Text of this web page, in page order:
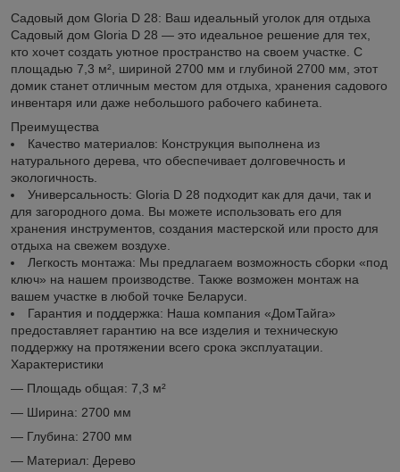
Садовый дом Gloria D 28: Ваш идеальный уголок для отдыха
Садовый дом Gloria D 28 — это идеальное решение для тех,
кто хочет создать уютное пространство на своем участке. С
площадью 7,3 м², шириной 2700 мм и глубиной 2700 мм, этот
домик станет отличным местом для отдыха, хранения садового
инвентаря или даже небольшого рабочего кабинета.
Преимущества
Качество материалов: Конструкция выполнена из
натурального дерева, что обеспечивает долговечность и
экологичность.
Универсальность: Gloria D 28 подходит как для дачи, так и
для загородного дома. Вы можете использовать его для
хранения инструментов, создания мастерской или просто для
отдыха на свежем воздухе.
Легкость монтажа: Мы предлагаем возможность сборки «под
ключ» на нашем производстве. Также возможен монтаж на
вашем участке в любой точке Беларуси.
Гарантия и поддержка: Наша компания «ДомТайга»
предоставляет гарантию на все изделия и техническую
поддержку на протяжении всего срока эксплуатации.
Характеристики
— Площадь общая: 7,3 м²
— Ширина: 2700 мм
— Глубина: 2700 мм
— Материал: Дерево